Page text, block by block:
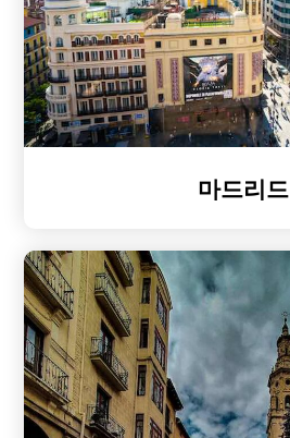
마드리드